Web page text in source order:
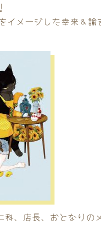
メージした幸来＆諭
科、店長、おとなり